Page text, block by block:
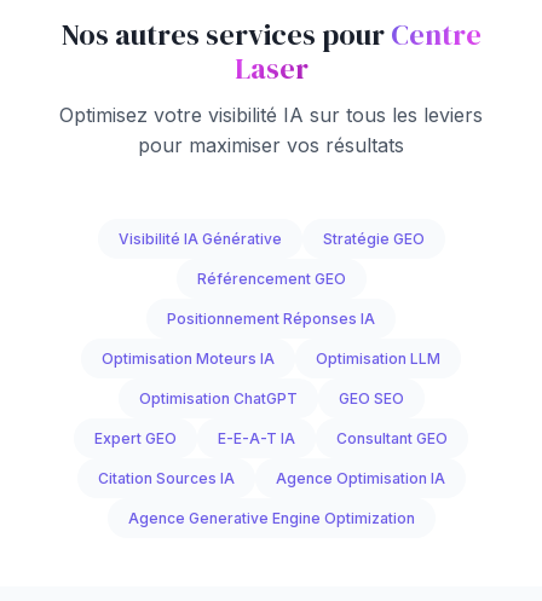
Nos autres services pourCentre
Laser
Optimisez votre visibilité IA sur tous les leviers
pour maximiser vos résultats
Visibilité IA Générative Stratégie GEO
Référencement GEO
Positionnement Réponses IA
Optimisation Moteurs IA Optimisation LLM
Optimisation ChatGPT GEO SEO
Expert GEO E-E-A-T IA Consultant GEO
Citation Sources IA Agence Optimisation IA
Agence Generative Engine Optimization